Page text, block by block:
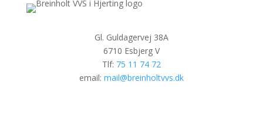
Gl. Guldagervej 38A
6710 Esbjerg V
Tlf: 75 11 74 72
email: mail@breinholtvvs.dk